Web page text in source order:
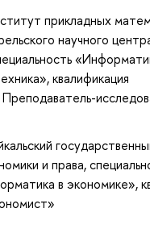
прикладных
научного
квалификация
и права,
в экономике»,